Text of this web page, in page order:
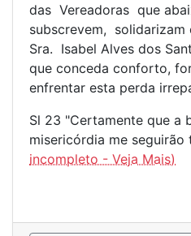
das Vereadoras que
subscrevem,
Sra. Isabel Alves dos
que conceda conforto,
enfrentar esta perda
Sl 23 "Certamente que a
misericórdia me seguirão